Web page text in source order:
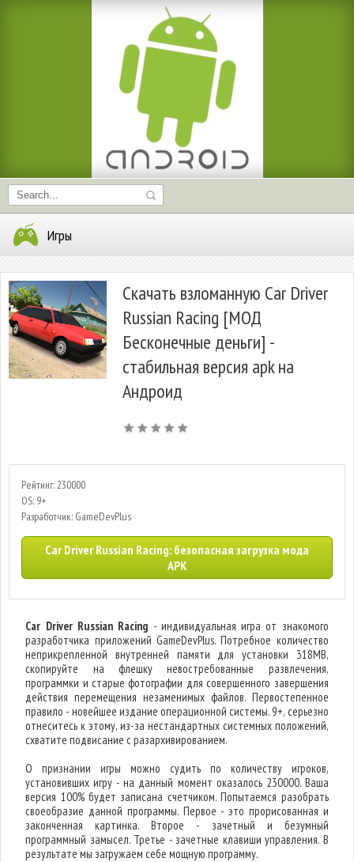
Игры
Скачать взломанную Car Driver
Russian Racing [МОД
Бесконечные деньги] -
стабильная версия apk на
Андроид
Рейтинг: 230000
OS: 9+
Разработчик: GameDevPlus
Car Driver Russian Racing: безопасная загрузка мода
APK
Car Driver Russian Racing - индивидуальная игра от знакомого
разработчика приложений GameDevPlus. Потребное количество
неприкрепленной внутренней памяти для установки 318MB,
скопируйте на флешку невостребованные развлечения,
программки и старые фотографии для совершенного завершения
действия перемещения незаменимых файлов. Первостепенное
правило - новейшее издание операционной системы. 9+, серьезно
отнеситесь к этому, из-за нестандартных системных положений,
схватите подвисание с разархивированием.
О признании игры можно судить по количеству игроков,
установивших игру - на данный момент оказалось 230000. Ваша
версия 100% будет записана счетчиком. Попытаемся разобрать
своеобразие данной программы. Первое - это прорисованная и
законченная картинка. Второе - зачетный и безумный
программный замысел. Третье - зачетные клавиши управления. В
результате мы загружаем себе мощную программу.